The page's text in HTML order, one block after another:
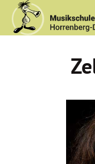
Zum
Inhalt